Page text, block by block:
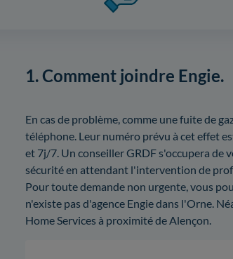
1. Comment joindre Engie.
En cas de problème, comme une fuite de
téléphone. Leur numéro prévu à cet effet
et 7j/7. Un conseiller GRDF s'occupera de
sécurité en attendant l'intervention de
Pour toute demande non urgente, vous
n'existe pas d'agence Engie dans l'Orne.
Home Services à proximité de Alençon.